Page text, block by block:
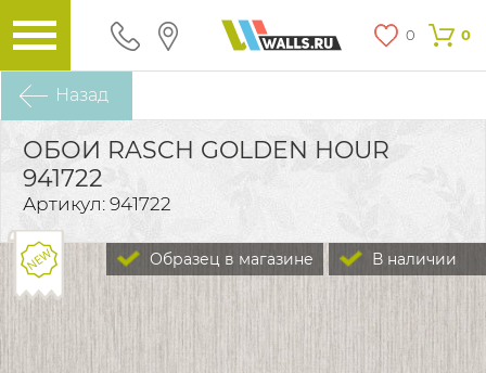
0 0
Назад
ОБОИ RASCH GOLDEN HOUR
941722
Артикул: 941722
В наличии
Образец в магазине